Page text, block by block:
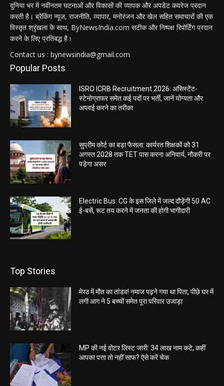
दुनिया भर में नवीनतम घटनाओं और विकासों की व्यापक और अपडेट कवरेज प्रदान
करती है। ब्रेकिंग न्यूज, राजनीति, व्यापार, मनोरंजन और खेल सहित समाचारों की एक
विस्तृत श्रृंखला के साथ, ByNewsIndia.com सटीक और निष्पक्ष रिपोर्टिंग प्रदान
करने के लिए प्रतिबद्ध है।
Contact us : bynewsindia@gmail.com
Popular Posts
ISRO ICRB Recruitment 2026: असिस्टेंट-
स्टेनोग्राफर समेत कई पदों पर भर्ती, जानें योग्यता और
अप्लाई करने का तरीका
सुप्रीम कोर्ट का बड़ा फैसला: कार्यरत शिक्षकों को 31
अगस्त 2028 तक TET पास करना अनिवार्य, नौकरी पर
पड़ेगा असर
Electric Bus: CG के इस जिले में जल्द दौड़ेंगी 50 AC
ई-बसें, रूट तय करने में जनता की होगी भागीदारी
Top Stories
मेरठ में मौत का तांडव! नमाज पढ़ने गया था पिता, पीछे घर में
लगी आग ने 5 बच्चों समेत पूरा परिवार उजाड़ा
MP की नई वोटर लिस्ट जारी: 34 लाख नाम कटे, कहीं
आपका पत्ता तो नहीं साफ? ऐसे करें चेक